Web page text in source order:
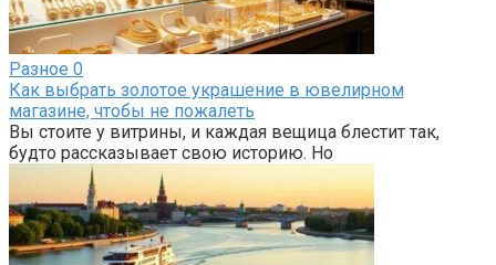
Разное 0
Как выбрать золотое украшение в ювелирном
магазине, чтобы не пожалеть
Вы стоите у витрины, и каждая вещица блестит так,
будто рассказывает свою историю. Но